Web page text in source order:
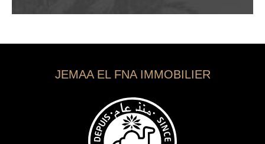
JEMAA EL FNA IMMOBILIER